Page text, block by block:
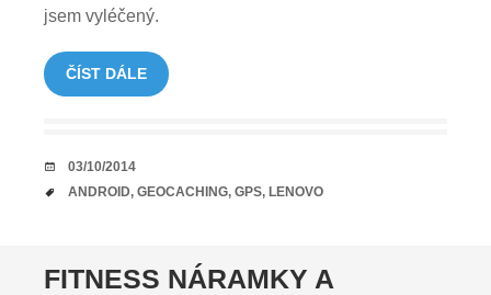
jsem vyléčený.
ČÍST DÁLE
DATUM
03/10/2014
TAGY
ANDROID, GEOCACHING, GPS, LENOVO
FITNESS NÁRAMKY A